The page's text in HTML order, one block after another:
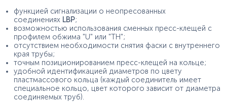
функцией сигнализации о неопресованных
соединениях LBP;
возможностью использования сменных пресс-клещей с
профилем обжима "U" или "TH";
отсутствием необходимости снятия фаски с внутреннего
края трубы;
точным позиционированием пресс-клещей на кольце;
удобной идентификацией диаметров по цвету
пластмассового кольца (каждый соединитель имеет
специальное кольцо, цвет которого зависит от диаметра
соединяемых труб).